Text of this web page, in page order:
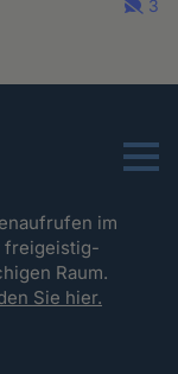
3
Menu
im
freigeistig-
Raum.
Sie hier.